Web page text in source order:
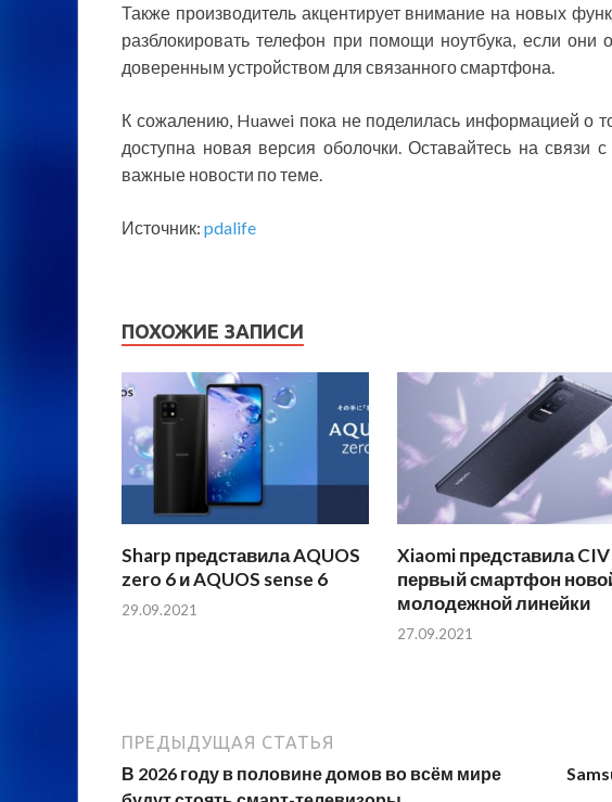
Также производитель акцентирует внимание на новых
разблокировать телефон при помощи ноутбука, если
доверенным устройством для связанного смартфона.
К сожалению, Huawei пока не поделилась информацией о
доступна новая версия оболочки. Оставайтесь на связи
важные новости по теме.
Источник: pdalife
ПОХОЖИЕ ЗАПИСИ
Sharp представила AQUOS
zero 6 и AQUOS sense 6
29.09.2021
Xiaomi представила
первый смартфон
молодежной линейки
27.09.2021
ПРЕДЫДУЩАЯ СТАТЬЯ
В 2026 году в половине домов во всём мире